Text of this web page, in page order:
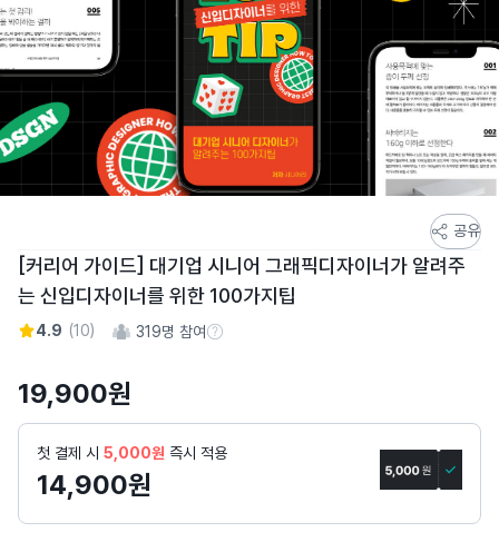
토
어
스
토
상
공유
[커리어 가이드] 대기업 시니어 그래픽디자이너가 알려주
는 신입디자이너를 위한 100가지팁
4.9 (10) 319명 참여참여 수 정보
19,900원
첫 결제 시 5,000원 즉시 적용
14,900원